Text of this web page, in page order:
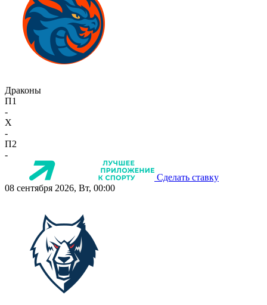
Драконы
П1
-
X
-
П2
-
Сделать ставку
08 сентября 2026, Вт, 00:00